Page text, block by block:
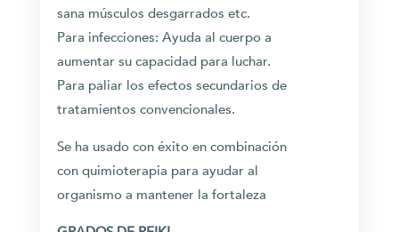
sana músculos desgarrados etc.
Para infecciones: Ayuda al cuerpo a
aumentar su capacidad para luchar.
Para paliar los efectos secundarios de
tratamientos convencionales.
Se ha usado con éxito en combinación
con quimioterapia para ayudar al
organismo a mantener la fortaleza